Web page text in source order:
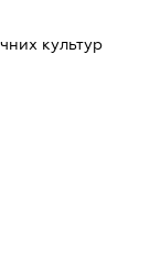
культур